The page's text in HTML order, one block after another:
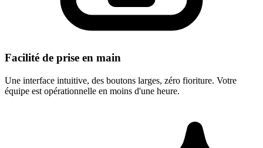
Facilité de prise en main
Une interface intuitive, des boutons larges, zéro fioriture. Votre
équipe est opérationnelle en moins d'une heure.